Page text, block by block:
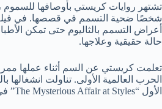
أعراض التسمم بالثاليوم حتى تمكن
حالة حقيقية وعلاجها.
تعلمت كريستي عن السم أثناء عملها
الحرب العالمية الأولى. تناولت انشغالها
الأول “The Mysterious Affair at Styles” في سيرتها الذاتية.